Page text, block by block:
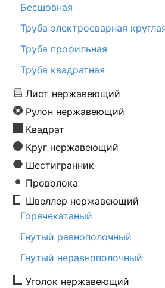
Бесшовная
Труба электросварная
Труба профильная
Труба квадратная
Лист нержавеющий
Рулон нержавеющий
Квадрат
Круг нержавеющий
Шестигранник
Проволока
Швеллер нержавеющий
Горячекатаный
Гнутый равнополочный
Гнутый неравнополочный
Уголок нержавеющий